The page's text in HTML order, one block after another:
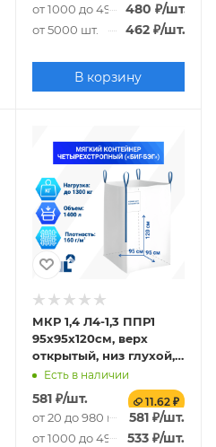
от 1000 до 4980 шт.
480 ₽/шт.
от 5000 шт. 462₽/шт.
В корзину
МКР 1,4 Л4-1,3 ППР1
95х95х120см, верх
открытый, низ глухой,
160г/м2
Есть в наличии
581₽/шт. 11.62 ₽
от 20 до 980 шт. 581 ₽/шт.
от 1000 до 4980 шт.
533 ₽/шт.